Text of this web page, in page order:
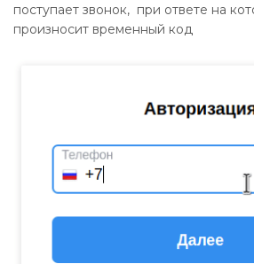
поступает звонок, при ответе на
произносит временный код